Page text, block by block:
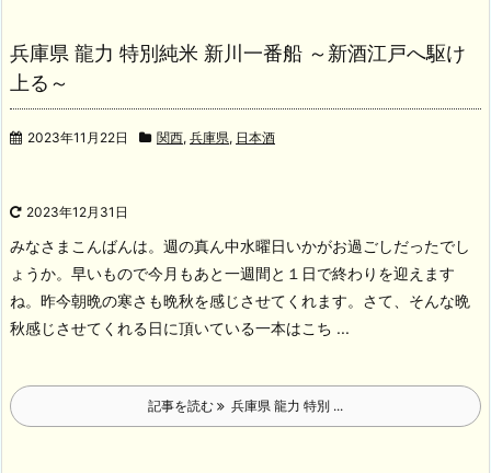
兵庫県 龍力 特別純米 新川一番船 ～新酒江戸へ駆け
上る～
2023年11月22日 関西, 兵庫県, 日本酒
2023年12月31日
みなさまこんばんは。週の真ん中水曜日いかがお過ごしだったでし
ょうか。早いもので今月もあと一週間と１日で終わりを迎えます
ね。昨今朝晩の寒さも晩秋を感じさせてくれます。 さて、そんな晩
秋感じさせてくれる日に頂いている一本はこち ...
記事を読む 兵庫県 龍力 特別 ...